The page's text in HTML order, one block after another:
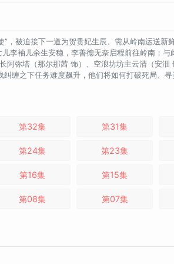
被迫接下一道为贺贵妃生辰、需从岭南运送新
李袖儿余生安稳，李善德无奈启程前往岭南；
弥塔（那尔那茜 饰）、空浪坊坊主云清（安
缠之下任务难度飙升，他们将如何打破死局、寻
第32集 第31集
第24集 第23集
第16集 第15集
第08集 第07集